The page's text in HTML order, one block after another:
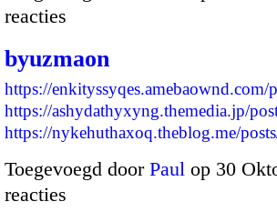
reacties
byuzmaon
https://enkityssyqes.amebaownd.com/
https://ashydathyxyng.themedia.jp/
https://nykehuthaxoq.theblog.me/
Toegevoegd door Paul op 30
reacties